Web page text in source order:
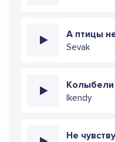
А птицы
Sevak
Колыбели
Ikendy
Не